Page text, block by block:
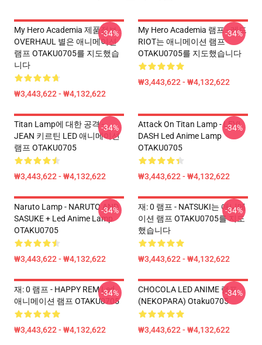
My Hero Academia 제품정보 -
OVERHAUL 별은 애니메이션
램프 OTAKU0705를 지도했습
니다
₩3,443,622 - ₩4,132,622
-34%
My Hero Academia 램프 - 레드
RIOT는 애니메이션 램프
OTAKU0705를 지도했습니다
₩3,443,622 - ₩4,132,622
-34%
Titan Lamp에 대한 공격 -
JEAN 키르틴 LED 애니메이션
램프 OTAKU0705
₩3,443,622 - ₩4,132,622
-34%
Attack On Titan Lamp - LEVI
DASH Led Anime Lamp
OTAKU0705
₩3,443,622 - ₩4,132,622
-34%
Naruto Lamp - NARUTO AND
SASUKE + Led Anime Lamp
OTAKU0705
₩3,443,622 - ₩4,132,622
-34%
재: 0 램프 - NATSUKI는 애니메
이션 램프 OTAKU0705를 지도
했습니다
₩3,443,622 - ₩4,132,622
-34%
재: 0 램프 - HAPPY REM Led
애니메이션 램프 OTAKU0705
₩3,443,622 - ₩4,132,622
-34%
CHOCOLA LED ANIME 램프
(NEKOPARA) Otaku0705
₩3,443,622 - ₩4,132,622
-34%